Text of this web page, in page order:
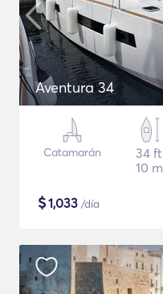
Aventura 34
Catamarán
34 ft
10 m
$1,033 /día